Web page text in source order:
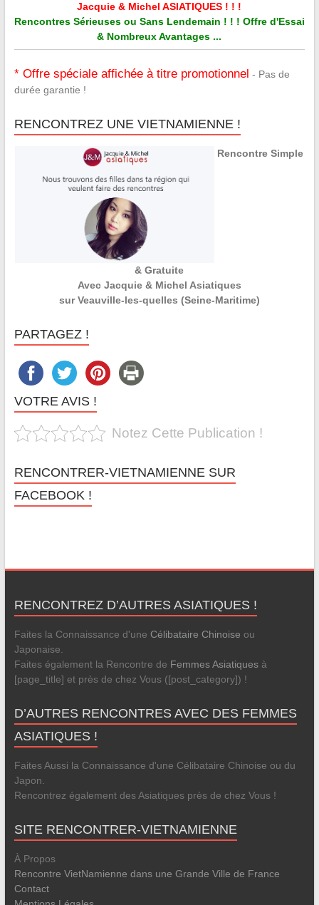
Jacquie & Michel ASIATIQUES ! ! !
Rencontres Sérieuses ou Sans Lendemain ! ! ! Offre d'Essai
& Nombreux Avantages ...
* Offre spéciale affichée à titre promotionnel - Pas de
durée garantie !
RENCONTREZ UNE VIETNAMIENNE !
Rencontre Simple
& Gratuite
Avec Jacquie & Michel Asiatiques
sur Veauville-les-quelles (Seine-Maritime)
PARTAGEZ !
VOTRE AVIS !
Notez Cette Publication !
RENCONTRER-VIETNAMIENNE SUR
FACEBOOK !
RENCONTREZ D’AUTRES ASIATIQUES !
Faites la Connaissance d'une Célibataire Chinoise ou
Japonaise.
Faites également la Rencontre de Femmes Asiatiquesà
[page_title] et près de chez Vous ([post_category]) !
D’AUTRES RENCONTRES AVEC DES FEMMES
ASIATIQUES !
Faites Aussi la Connaissance d'une Célibataire Chinoise ou du
Japon.
Rencontrez également des Asiatiques près de chez Vous !
SITE RENCONTRER-VIETNAMIENNE
À Propos
Rencontre VietNamienne dans une Grande Ville de France
Contact